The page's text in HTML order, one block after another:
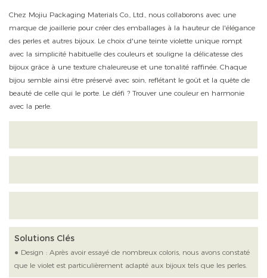
Chez Mojiu Packaging Materials Co., Ltd., nous collaborons avec une
marque de joaillerie pour créer des emballages à la hauteur de l'élégance
des perles et autres bijoux. Le choix d'une teinte violette unique rompt
avec la simplicité habituelle des couleurs et souligne la délicatesse des
bijoux grâce à une texture chaleureuse et une tonalité raffinée. Chaque
bijou semble ainsi être préservé avec soin, reflétant le goût et la quête de
beauté de celle qui le porte. Le défi ? Trouver une couleur en harmonie
avec la perle.
Solutions Clés
● Design : Après avoir essayé de nombreux coloris, nous avons constaté
que le violet est particulièrement adapté aux bijoux tels que les perles.